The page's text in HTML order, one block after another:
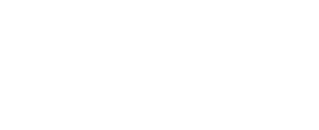
más relevantes y